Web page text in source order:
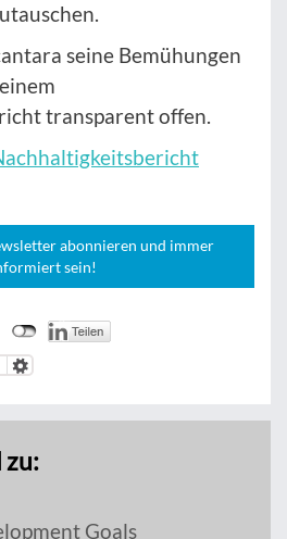
seine Bemühungen
transparent offen.
abonnieren und immer
sein!
Goals